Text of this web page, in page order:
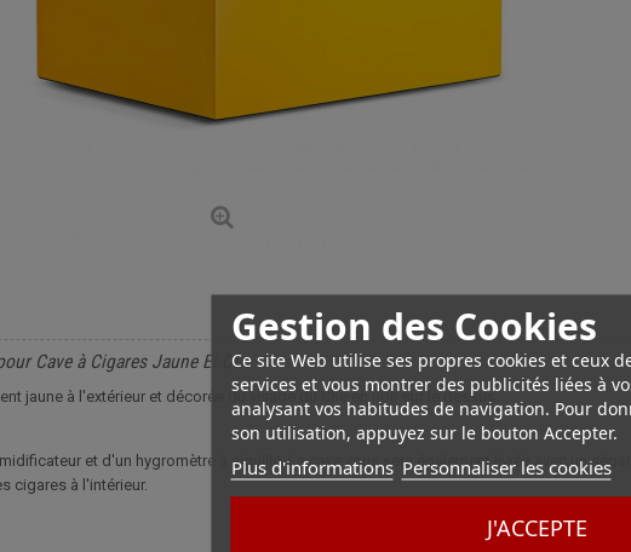
Gestion des Cookies
Ce site Web utilise ses propres cookies et ceux
services et vous montrer des publicités liées à
analysant vos habitudes de navigation. Pour
son utilisation, appuyez sur le bouton Accepter.
Plus d'informations Personnaliser les cookies
J'ACCEPTE
Cave à Cigares Jaune El Che
jaune à l'extérieur et décorée du visage du Che en noir sur le dessus.
et d'un hygromètre à aiguille. La cave vous sera également livrée avec un
cigares à l'intérieur.